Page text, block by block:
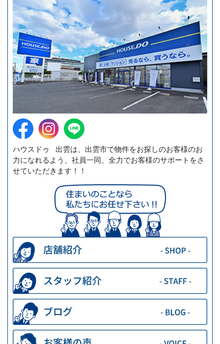
ハウスドゥ 出雲は、出雲市で物件をお探しのお客様のお
力になれるよう、社員一同、全力でお客様のサポートをさ
せていただきます！！